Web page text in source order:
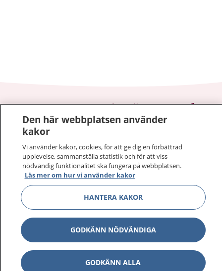
1177–tryggt om din hälsa och vård
På 1177.se får du råd om hälsa och information om
sjukdomar och vilka mottagningar du kan kontakta.
Logga in för att läsa din journal och göra dina
vårdärenden. Ring telefonnummer 1177 för
sjukvårdsrådgivning dygnet runt.
1177 ger dig råd när du vill må bättre.
1177 på flera språk Visa
Den här webbplatsen använder
kakor
Vi använder kakor, cookies, för att ge dig en förbättrad
upplevelse, sammanställa statistik och för att viss
nödvändig funktionalitet ska fungera på webbplatsen.
Läs mer om hur vi använder kakor
HANTERA KAKOR
GODKÄNN NÖDVÄNDIGA
GODKÄNN ALLA